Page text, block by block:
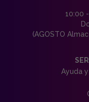
10:00
(AGOSTO
Ayuda